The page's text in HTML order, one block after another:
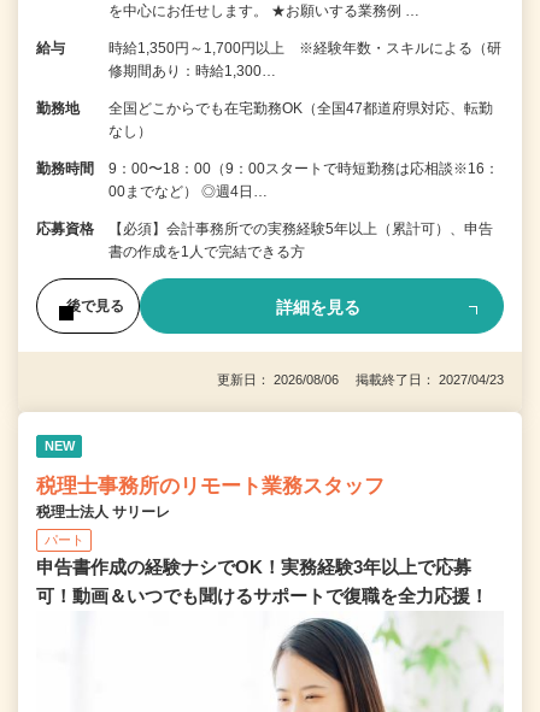
を中⼼にお任せします。 ★お願いする業務例 …
給与
時給1,350円～1,700円以上 ※経験年数・スキルによる（研
修期間あり：時給1,300…
勤務地
全国どこからでも在宅勤務OK（全国47都道府県対応、転勤
なし）
勤務時間
9：00〜18：00（9：00スタートで時短勤務は応相談※16：
00までなど） ◎週4日…
応募資格
【必須】会計事務所での実務経験5年以上（累計可）、申告
書の作成を1人で完結できる方
後で見る 詳細を見る
更新日： 2026/08/06 掲載終了日： 2027/04/23
NEW
税理士事務所のリモート業務スタッフ
税理士法人 サリーレ
パート
申告書作成の経験ナシでOK！実務経験3年以上で応募
可！動画＆いつでも聞けるサポートで復職を全⼒応援！